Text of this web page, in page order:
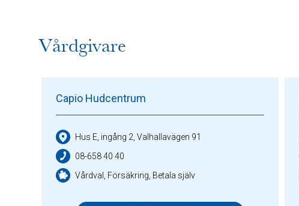
Vårdgivare
Capio Hudcentrum
Hus E, ingång 2, Valhallavägen 91
08-658 40 40
Vårdval, Försäkring, Betala själv